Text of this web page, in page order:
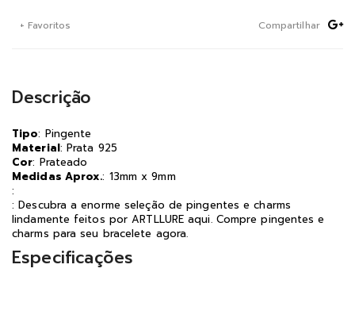
+ Favoritos Compartilhar
Descrição
Tipo: Pingente
Material: Prata 925
Cor: Prateado
Medidas Aprox.: 13mm x 9mm
:
: Descubra a enorme seleção de pingentes e charms
lindamente feitos por ARTLLURE aqui. Compre pingentes e
charms para seu bracelete agora.
Especificações